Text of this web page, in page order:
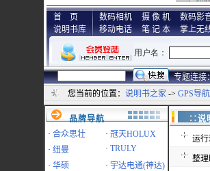
首 页
说明书库
数码相机 摄 像 机
数码影
移动电话
笔 记 本 掌上无
专题连接
您当前的位置： 说明书之家 -> GPS导
品牌导航
· 合众思壮 · 冠天HOLUX
· 纽曼 · TRULY
· 华硕 · 宇达电通(神达)
∷
运
整理